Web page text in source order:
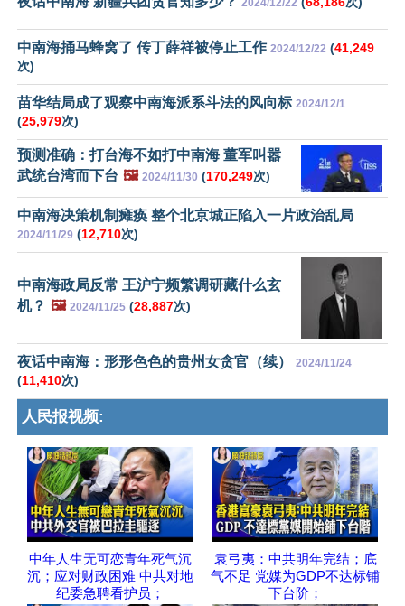
2024/12/22
中南海捅马蜂窝了 传丁薛祥被停止工作 2024/12/22 (41,249
次)
苗华结局成了观察中南海派系斗法的风向标 2024/12/1
(25,979次)
预测准确：打台海不如打中南海 董军叫嚣
武统台湾而下台 🖼️ 2024/11/30 (170,249次)
中南海决策机制瘫痪 整个北京城正陷入一片政治乱局
2024/11/29 (12,710次)
中南海政局反常 王沪宁频繁调研藏什么玄
机？ 🖼️ 2024/11/25 (28,887次)
夜话中南海：形形色色的贵州女贪官（续） 2024/11/24
(11,410次)
人民报视频:
中年人生无可恋青年死气沉
沉；应对财政困难 中共对地
纪委急聘看护员；
袁弓夷：中共明年完结；底
气不足 党媒为GDP不达标铺
下台阶；